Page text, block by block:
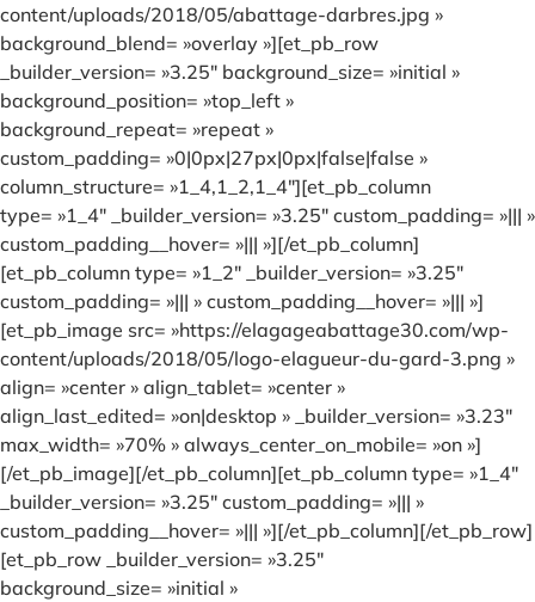
content/uploads/2018/05/abattage-darbres.jpg »
background_blend= »overlay »][et_pb_row
_builder_version= »3.25″ background_size= »initial »
background_position= »top_left »
background_repeat= »repeat »
custom_padding= »0|0px|27px|0px|false|false »
column_structure= »1_4,1_2,1_4″][et_pb_column
type= »1_4″ _builder_version= »3.25″ custom_padding= »||| »
custom_padding__hover= »||| »][/et_pb_column]
[et_pb_column type= »1_2″ _builder_version= »3.25″
custom_padding= »||| » custom_padding__hover= »||| »]
[et_pb_image src= »https://elagageabattage30.com/wp-
content/uploads/2018/05/logo-elagueur-du-gard-3.png »
align= »center » align_tablet= »center »
align_last_edited= »on|desktop » _builder_version= »3.23″
max_width= »70% » always_center_on_mobile= »on »]
[/et_pb_image][/et_pb_column][et_pb_column type= »1_4″
_builder_version= »3.25″ custom_padding= »||| »
custom_padding__hover= »||| »][/et_pb_column][/et_pb_row]
[et_pb_row _builder_version= »3.25″
background_size= »initial »